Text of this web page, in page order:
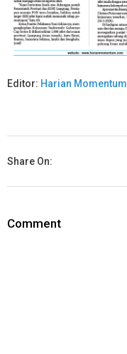
Editor: Harian Momentum
Share On:
Comment